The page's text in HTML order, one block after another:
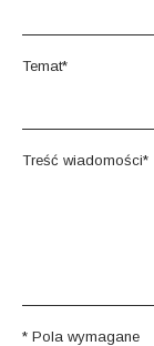
Temat*
Treść wiadomości*
* Pola wymagane